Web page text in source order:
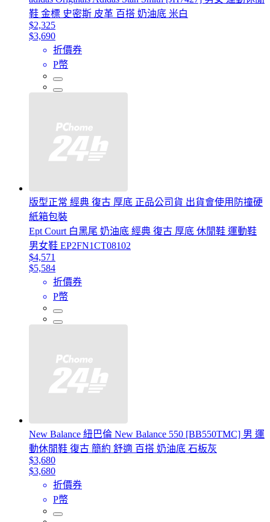
鞋 金標 史密斯 皮革 百搭 奶油底 米白
$2,325
$3,690
折價券
P幣
版型正常 經典 復古 厚底 正品公司貨 出貨會使用防撞硬
紙箱包裝
Ept Court 白黑尾 奶油底 經典 復古 厚底 休閒鞋 運動鞋
男女鞋 EP2FN1CT08102
$4,571
$5,584
折價券
P幣
New Balance 紐巴倫 New Balance 550 [BB550TMC] 男 運
動休閒鞋 復古 簡約 舒適 百搭 奶油底 石板灰
$3,680
$3,680
折價券
P幣